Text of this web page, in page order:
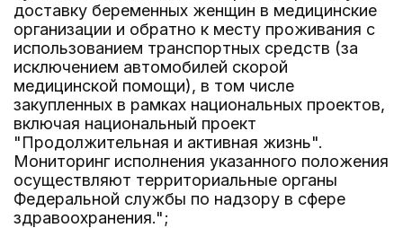
доставку беременных женщин в медицинские
организации и обратно к месту проживания с
использованием транспортных средств (за
исключением автомобилей скорой
медицинской помощи), в том числе
закупленных в рамках национальных проектов,
включая национальный проект
"Продолжительная и активная жизнь".
Мониторинг исполнения указанного положения
осуществляют территориальные органы
Федеральной службы по надзору в сфере
здравоохранения.";